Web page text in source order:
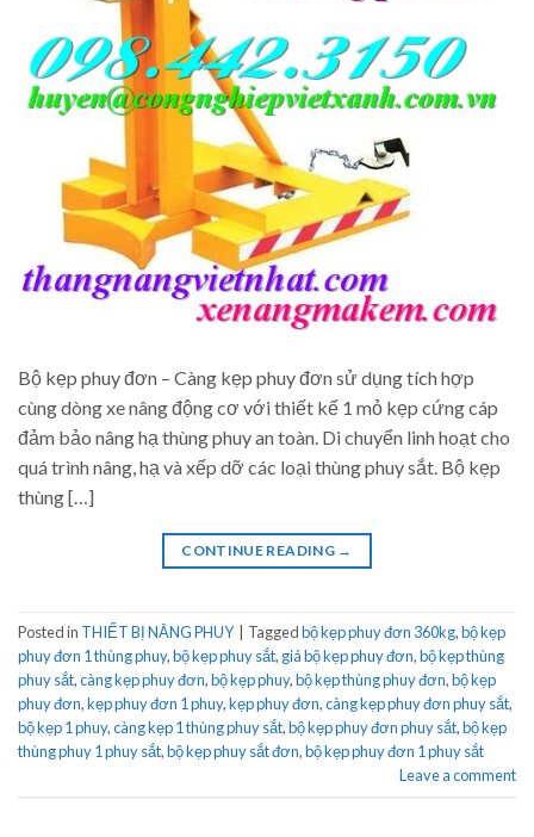
Bộ kẹp phuy đơn – Càng kẹp phuy đơn sử dụng tích hợp
cùng dòng xe nâng động cơ với thiết kế 1 mỏ kẹp cứng cáp
đảm bảo nâng hạ thùng phuy an toàn. Di chuyển linh hoạt cho
quá trình nâng, hạ và xếp dỡ các loại thùng phuy sắt. Bộ kẹp
thùng […]
CONTINUE READING →
Posted in THIẾT BỊ NÂNG PHUY Taggedbộ kẹp phuy đơn 360kg,bộ kẹp
phuy đơn 1 thùng phuy,bộ kẹp phuy sắt, giá bộ kẹp phuy đơn,bộ kẹp thùng
phuy sắt,càng kẹp phuy đơn,bộ kẹp phuy,bộ kẹp thùng phuy đơn,bộ kẹp
phuy đơn,kẹp phuy đơn 1 phuy,kẹp phuy đơn,càng kẹp phuy đơn phuy sắt,
bộ kẹp 1 phuy,càng kẹp 1 thùng phuy sắt,bộ kẹp phuy đơn phuy sắt,bộ kẹp
thùng phuy 1 phuy sắt,bộ kẹp phuy sắt đơn,bộ kẹp phuy đơn 1 phuy sắt
Leave a comment